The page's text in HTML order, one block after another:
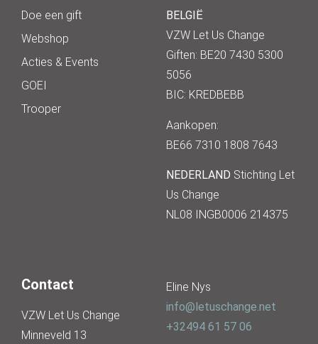
Doe een gift
Webshop
Acties & Events
GOEI
Trooper
BELGIË
VZW Let Us Change
Giften: BE20 7430 5300
5056
BIC: KREDBEBB
Aankopen:
BE66 7310 1808 7643
NEDERLAND Stichting Let
Us Change
NL08 INGB0006 214375
Contact
VZW Let Us Change
Minneveld 13
Eline Nys
info@letuschange.net
+32494 61 57 06